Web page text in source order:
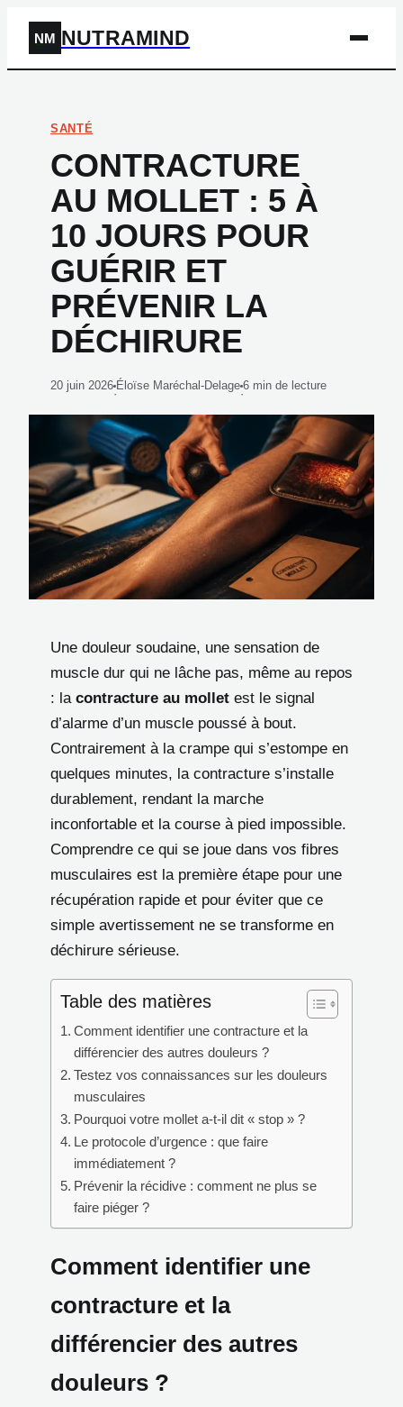
NM NUTRAMIND
SANTÉ
CONTRACTURE
AU MOLLET : 5 À
10 JOURS POUR
GUÉRIR ET
PRÉVENIR LA
DÉCHIRURE
20 juin 2026
·
Éloïse Maréchal-Delage
·
6 min de lecture
Une douleur soudaine, une sensation de
muscle dur qui ne lâche pas, même au repos
: la contracture au mollet est le signal
d’alarme d’un muscle poussé à bout.
Contrairement à la crampe qui s’estompe en
quelques minutes, la contracture s’installe
durablement, rendant la marche
inconfortable et la course à pied impossible.
Comprendre ce qui se joue dans vos fibres
musculaires est la première étape pour une
récupération rapide et pour éviter que ce
simple avertissement ne se transforme en
déchirure sérieuse.
Table des matières
Comment identifier une contracture et la
différencier des autres douleurs ?
Testez vos connaissances sur les douleurs
musculaires
Pourquoi votre mollet a-t-il dit « stop » ?
Le protocole d’urgence : que faire
immédiatement ?
Prévenir la récidive : comment ne plus se
faire piéger ?
Comment identifier une
contracture et la
différencier des autres
douleurs ?